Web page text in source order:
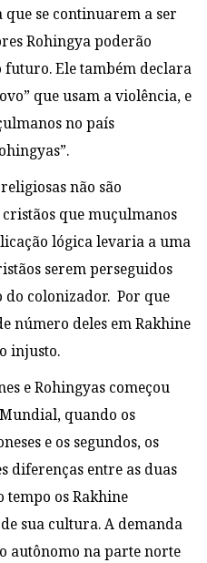
se continuarem a ser
Rohingya poderão
Ele também declara
que usam a violência, e
no país
não são
que muçulmanos
lógica levaria a uma
serem perseguidos
colonizador. Por que
número deles em Rakhine
injusto.
e Rohingyas começou
quando os
e os segundos, os
diferenças entre as duas
tempo os Rakhine
sua cultura. A demanda
autônomo na parte norte